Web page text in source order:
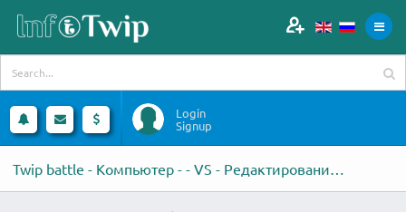
Login
Signup
Twip battle - Компьютер - - VS - Редактирование видео